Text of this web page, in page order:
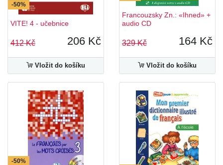
-50%
VITE! 4 - učebnice
412 Kč 206 Kč
Vložit do košíku
Francouzsky Zn.: «Ihned» +
audio CD
329 Kč 164 Kč
Vložit do košíku
-50%